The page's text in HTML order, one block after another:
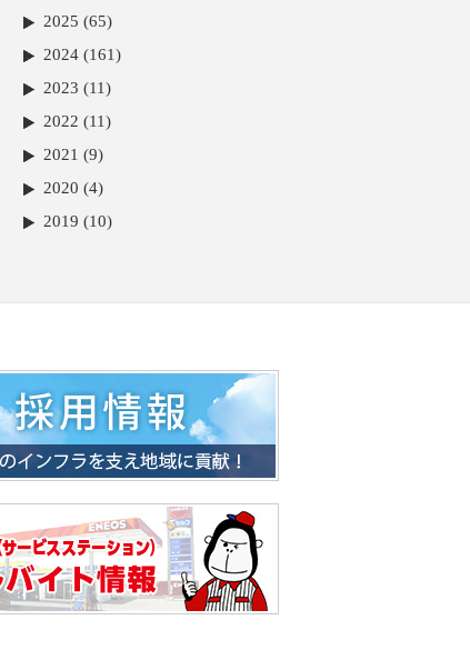
2025 (65)
2024 (161)
2023 (11)
2022 (11)
2021 (9)
2020 (4)
2019 (10)